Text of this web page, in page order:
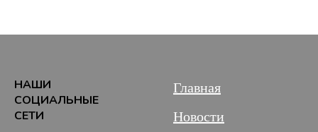
НАШИ
СОЦИАЛЬНЫЕ
СЕТИ
Главная
Новости